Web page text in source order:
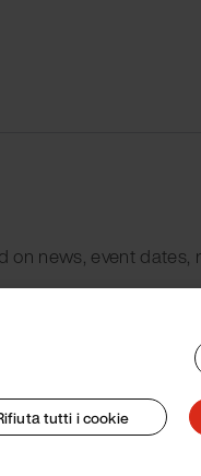
on news, event
tutti i cookie